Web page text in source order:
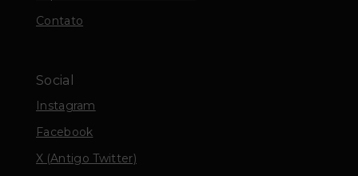
Contato
Social
Instagram
Facebook
X (Antigo Twitter)